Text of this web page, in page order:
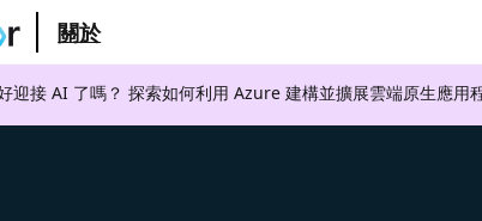
關於
迎接 AI 了嗎？ 探索如何利用 Azure 建構並擴展雲端原生應用程